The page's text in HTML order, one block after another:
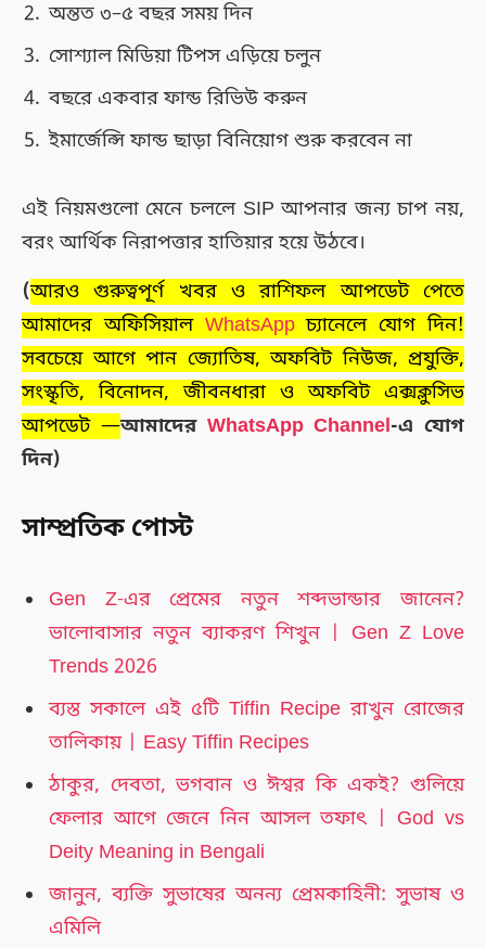
অন্তত ৩–৫ বছর সময় দিন
সোশ্যাল মিডিয়া টিপস এড়িয়ে চলুন
বছরে একবার ফান্ড রিভিউ করুন
ইমার্জেন্সি ফান্ড ছাড়া বিনিয়োগ শুরু করবেন না
এই নিয়মগুলো মেনে চললে SIP আপনার জন্য চাপ নয়,
বরং আর্থিক নিরাপত্তার হাতিয়ার হয়ে উঠবে।
(আরও গুরুত্বপূর্ণ খবর ও রাশিফল আপডেট পেতে
আমাদের অফিসিয়াল WhatsAppচ্যানেলে যোগ দিন!
সবচেয়ে আগে পান জ্যোতিষ, অফবিট নিউজ, প্রযুক্তি,
সংস্কৃতি, বিনোদন, জীবনধারা ও অফবিট এক্সক্লুসিভ
আপডেট —আমাদের WhatsApp Channel-এ যোগ
দিন)
সাম্প্রতিক পোস্ট
Gen Z-এর প্রেমের নতুন শব্দভান্ডার জানেন?
ভালোবাসার নতুন ব্যাকরণ শিখুন | Gen Z Love
Trends 2026
ব্যস্ত সকালে এই ৫টি Tiffin Recipe রাখুন রোজের
তালিকায় | Easy Tiffin Recipes
ঠাকুর, দেবতা, ভগবান ও ঈশ্বর কি একই? গুলিয়ে
ফেলার আগে জেনে নিন আসল তফাৎ | God vs
Deity Meaning in Bengali
জানুন, ব্যক্তি সুভাষের অনন্য প্রেমকাহিনী: সুভাষ ও
এমিলি